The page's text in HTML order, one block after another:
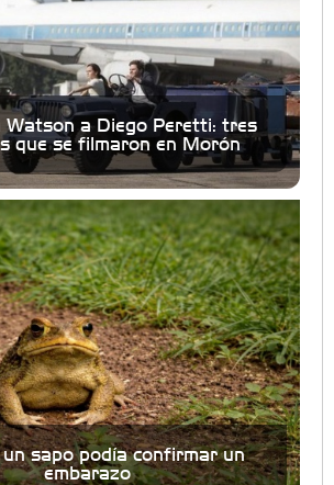
Watson a Diego Peretti: tres
que se filmaron en Morón
sapo podía confirmar un
embarazo